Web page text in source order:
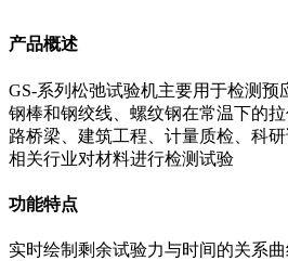
产品概述
GS-系列松弛试验机主要用于检测预
钢棒和钢绞线、螺纹钢在常温下的
路桥梁、建筑工程、计量质检、科
相关行业对材料进行检测试验
功能特点
实时绘制剩余试验力与时间的关系